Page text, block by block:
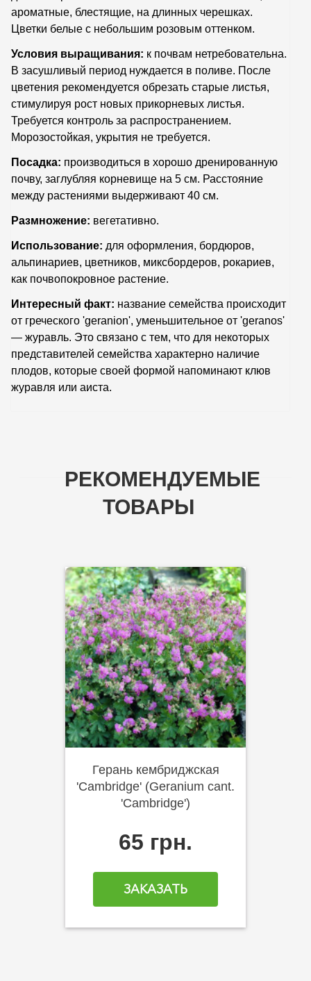
ароматные, блестящие, на длинных черешках.
Цветки белые с небольшим розовым оттенком.
Условия выращивания: к почвам нетребовательна.
В засушливый период нуждается в поливе. После
цветения рекомендуется обрезать старые листья,
стимулируя рост новых прикорневых листья.
Требуется контроль за распространением.
Морозостойкая, укрытия не требуется.
Посадка: производиться в хорошо дренированную
почву, заглубляя корневище на 5 см. Расстояние
между растениями выдерживают 40 см.
Размножение: вегетативно.
Использование: для оформления, бордюров,
альпинариев, цветников, миксбордеров, рокариев,
как почвопокровное растение.
Интересный факт: название семейства происходит
от греческого 'geranion', уменьшительное от 'geranos'
— журавль. Это связано с тем, что для некоторых
представителей семейства характерно наличие
плодов, которые своей формой напоминают клюв
журавля или аиста.
РЕКОМЕНДУЕМЫЕ
ТОВАРЫ
Герань кембриджская
'Cambridge' (Geranium cant.
'Cambridge')
65 грн.
ЗАКАЗАТЬ